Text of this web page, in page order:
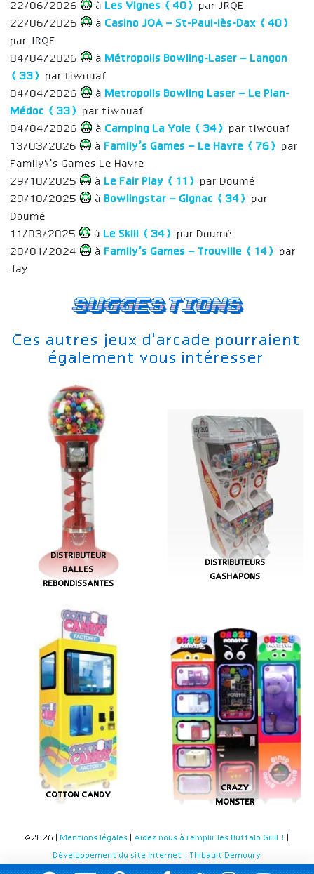
Suggestions
Ces autres jeux d'arcade pourraient
également vous intéresser
DISTRIBUTEUR
BALLES
REBONDISSANTES
DISTRIBUTEURS
GASHAPONS
COTTON CANDY
CRAZY
MONSTER
22/06/2026 à Les Vignes (40)
par JRQE
22/06/2026
à Casino JOA – St-Paul-lès-Dax (40)
par JRQE
04/04/2026
à Métropolis Bowling-Laser – Langon
(33)
par tiwouaf
04/04/2026
à Metropolis Bowling Laser – Le Pian-
Médoc (33)
par tiwouaf
04/04/2026
à Camping La Yole (34)
par tiwouaf
13/03/2026
à Family’s Games – Le Havre (76)
par
Family\'s Games Le Havre
29/10/2025
à Le Fair Play (11)
par Doumé
29/10/2025
à Bowlingstar – Gignac (34)
par
Doumé
11/03/2025
à Le Skill (34)
par Doumé
20/01/2024
à Family’s Games – Trouville (14)
par
Jay
©2026 | Mentions légales Aidez nous à remplir les Buffalo Grill !
Développement du site internet : Thibault Demoury